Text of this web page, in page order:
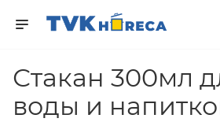
Стакан 300мл
воды и